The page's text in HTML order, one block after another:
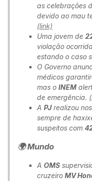
as celebrações
devido ao mau
(link)
Uma jovem de
violação
estando o caso
O Governo
médicos
mas o INEM
de emergência.
A PJrealizou nos
sempre de
suspeitos com
🌍 Mundo
A OMS
cruzeiro MV